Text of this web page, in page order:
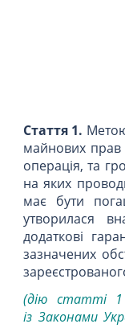
Стаття 1.
майнових прав
операція, та
на яких
має бути
утворилася
додаткові
зазначених
(дію статті 1
із Законами